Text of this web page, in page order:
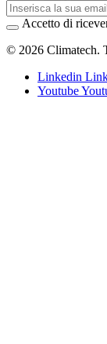
Accetto di
© 2026 Climatech.
Linkedin
Youtube